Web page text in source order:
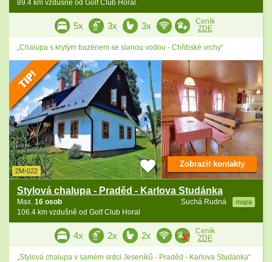
89.4 km vzdušně od Golf Club Horal
5x 3x 3x
Ceník
ZDE
„Chalupa s krytým bazénem se slanou vodou - Chřibské vrchy“
2M-022
Stylová chalupa - Praděd - Karlova Studánka
Suchá Rudná mapa
Max. 16 osob
106.4 km vzdušně od Golf Club Horal
Zobrazit kontakty
4x 2x 2x
Ceník
ZDE
„Stylová chalupa v samém srdci Jeseníků - Praděd - Karlova Studánka“